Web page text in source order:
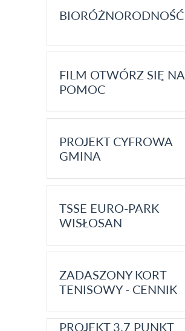
BIORÓŻNORODNOŚĆ
FILM OTWÓRZ SIĘ NA
POMOC
PROJEKT CYFROWA
GMINA
TSSE EURO-PARK
WISŁOSAN
ZADASZONY KORT
TENISOWY - CENNIK
PROJEKT 3.7 PUNKT